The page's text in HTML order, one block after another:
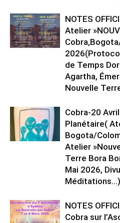
NOTES
Atelier
de Temps
Agartha,
Nouvelle
Cobra-20
Planétaire(
Bogota/
Atelier
Terre Bora
Mai 2026,
Méditations…)
NOTES
Cobra sur